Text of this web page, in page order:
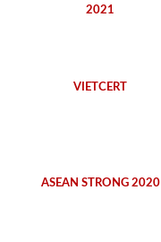
2021
VIETCERT
ASEAN STRONG 2020